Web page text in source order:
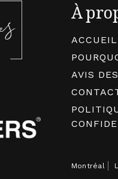
À
ACCUEIL
AVIS
Montréal